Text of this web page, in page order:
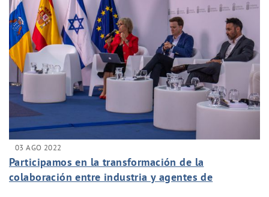
03 AGO 2022
Participamos en la transformación de la
colaboración entre industria y agentes de